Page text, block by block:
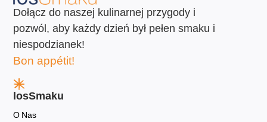
Dołącz do naszej kulinarnej przygody i
pozwól, aby każdy dzień był pełen smaku i
niespodzianek!
Bon appétit!
losSmaku
O Nas